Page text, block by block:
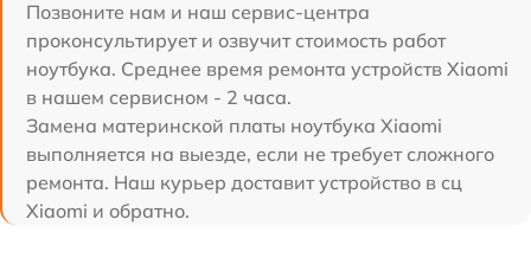
Позвоните нам и наш сервис-центра
проконсультирует и озвучит стоимость работ
ноутбука. Среднее время ремонта устройств Xiaomi
в нашем сервисном - 2 часа.
Замена материнской платы ноутбука Xiaomi
выполняется на выезде, если не требует сложного
ремонта. Наш курьер доставит устройство в сц
Xiaomi и обратно.